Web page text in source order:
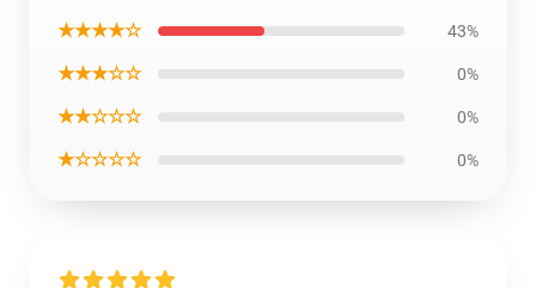
★★★★☆ 43%
★★★☆☆ 0%
★★☆☆☆ 0%
★☆☆☆☆ 0%